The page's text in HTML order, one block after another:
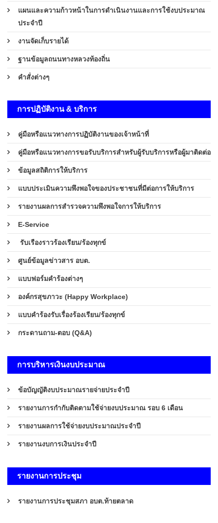
แผนและความก้าวหน้าในการดำเนินงานและการใช้งบประมาณ
ประจำปี
งานจัดเก็บรายได้
ฐานข้อมูลถนนทางหลวงท้องถิ่น
คำสั่งต่างๆ
การปฏิบัติงาน & บริการ
คู่มือหรือแนวทางการปฏิบัติงานของเจ้าหน้าที่
คู่มือหรือแนวทางการขอรับบริการสำหรับผู้รับบริการหรือผู้มาติดต่อ
ข้อมูลสถิติการให้บริการ
แบบประเมินความพึงพอใจของประชาชนที่มีต่อการให้บริการ
รายงานผลการสำรวจความพึงพอใจการให้บริการ
E-Service
รับเรืองราวร้องเรียน/ร้องทุกข์
ศูนย์ข้อมูลข่าวสาร อบต.
แบบฟอร์มคำร้องต่างๆ
องค์กรสุขภาวะ (Happy Workplace)
แบบคำร้องรับเรื่องร้องเรียน/ร้องทุกข์
กระดานถาม-ตอบ (Q&A)
การบริหารเงินงบประมาณ
ข้อบัญญัติงบประมาณรายจ่ายประจำปี
รายงานการกำกับติดตามใช้จ่ายงบประมาณ รอบ 6 เดือน
รายงานผลการใช้จ่ายงบประมาณประจำปี
รายงานงบการเงินประจำปี
รายงานการประชุม
รายงานการประชุมสภา อบต.ท้ายตลาด